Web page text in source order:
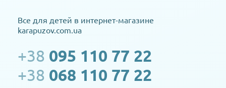
Все для детей в интернет-магазине
karapuzov.com.ua
+38 095 110 77 22
+38 068 110 77 22